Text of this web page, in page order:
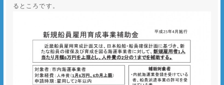
るところです。